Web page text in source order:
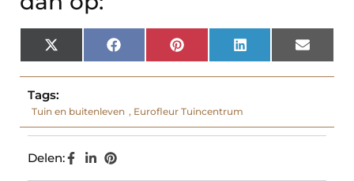
X
(Twitter)
Facebook Pinterest LinkedIn Email
Tags:
Tuin en buitenleven , Eurofleur Tuincentrum
Delen: